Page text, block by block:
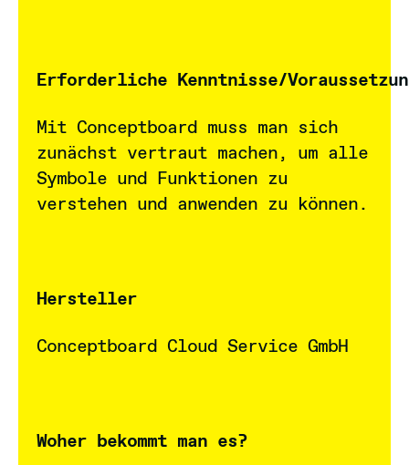
Erforderliche Kenntnisse/
Mit Conceptboard muss man sich
zunächst vertraut machen, um alle
Symbole und Funktionen zu
verstehen und anwenden zu können.
Hersteller
Conceptboard Cloud Service GmbH
Woher bekommt man es?